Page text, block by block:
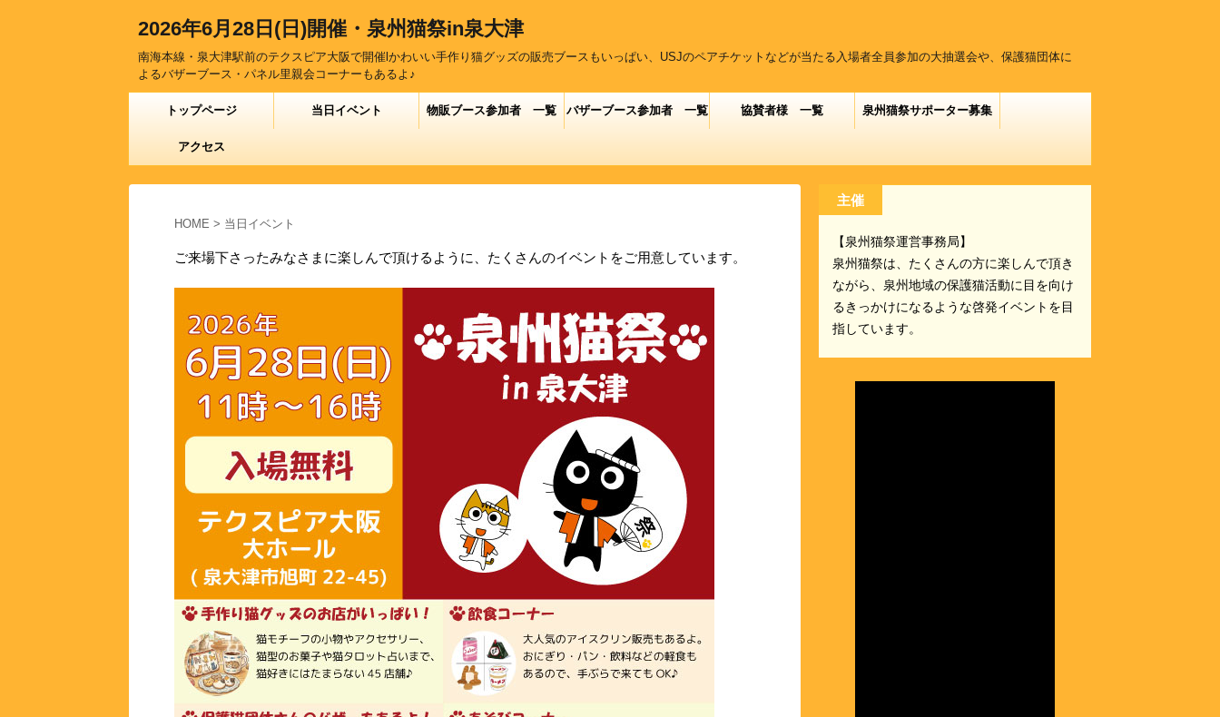
2026年6月28日(日)開催・泉州猫祭in泉大津
南海本線・泉大津駅前のテクスピア大阪で開催lかわいい手作り猫グッズの販売ブースもいっぱい、USJのペアチケットなどが当たる入場者全員参加の大抽選会や、保護猫団体に
よるバザーブース・パネル里親会コーナーもあるよ♪
トップページ 当日イベント 物販ブース参加者 一覧 バザーブース参加者 一覧 協賛者様 一覧 泉州猫祭サポーター募集
アクセス
HOME > 当日イベント
ご来場下さったみなさまに楽しんで頂けるように、たくさんのイベントをご用意しています。
主催
【泉州猫祭運営事務局】
泉州猫祭は、たくさんの方に楽しんで頂き
ながら、泉州地域の保護猫活動に目を向け
るきっかけになるような啓発イベントを目
指しています。